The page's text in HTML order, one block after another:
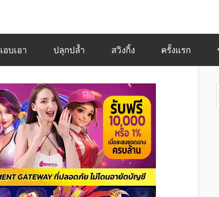
อบเอา ปลุกปล้ำ สวิงกิ้ง ครั้งแรก